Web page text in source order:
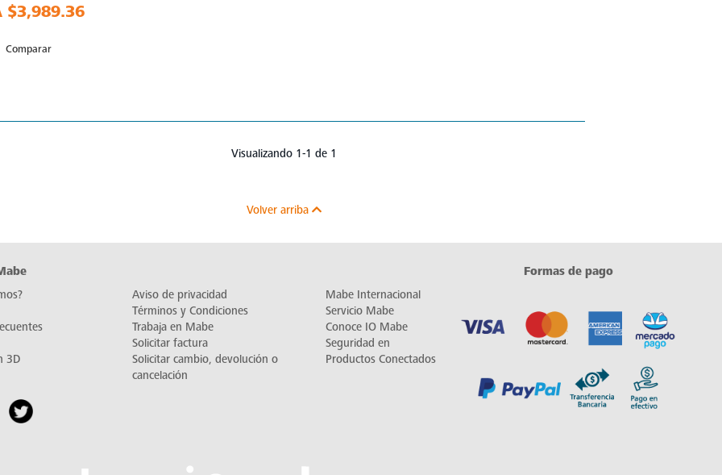
$3,989.36
Comparar
Visualizando 1-1 de 1
Volver arriba
3D
Aviso de privacidad
Términos y Condiciones
Trabaja en Mabe
Solicitar factura
Solicitar cambio, devolución o
cancelación
Mabe Internacional
Servicio Mabe
Conoce IO Mabe
Seguridad en
Productos Conectados
Formas de pago